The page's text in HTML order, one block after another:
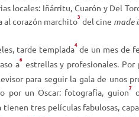
locales: Iñárritu, Cuarón y Del
al corazón marchito3 del cine made
tarde templada4 de un mes de
a6estrellas y profesionales. Por
para seguir la gala de unos
por un Oscar: fotografía, guion7
tres películas fabulosas,